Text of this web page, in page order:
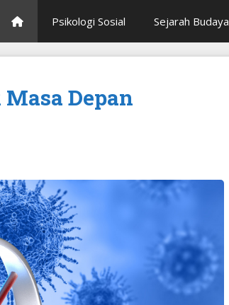
Psikologi Sosial Sejarah Budaya
Depan